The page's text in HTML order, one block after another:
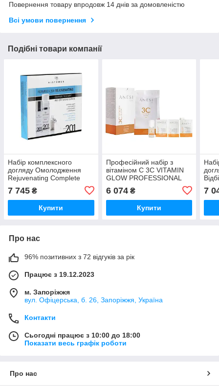
Повернення товару впродовж 14 днів за домовленістю
Всі умови повернення
Подібні товари компанії
Набір комплексного
догляду Омолодження
Rejuvenating Complete
Treatment Kit HISTOMER
7 745 ₴
Купити
Професійний набір з
вітаміном С 3C VITAMIN
GLOW PROFESSIONAL
6 074₴
Купити
7
Про нас
96% позитивних з 72 відгуків за рік
Працює з 19.12.2023
м. Запоріжжя
вул. Офіцерська, б. 26, Запоріжжя, Україна
Контакти
Сьогодні працює з 10:00 до 18:00
Показати весь графік роботи
Про нас